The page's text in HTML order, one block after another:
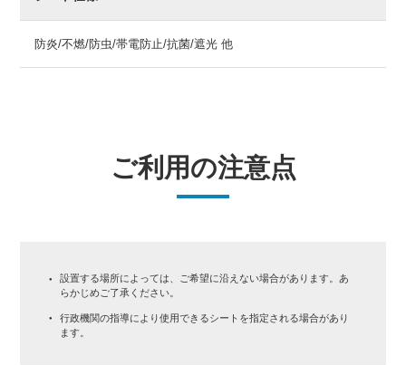
防炎/不燃/防虫/帯電防止/抗菌/遮光 他
ご利用の注意点
設置する場所によっては、ご希望に沿えない場合があります。あ
らかじめご了承ください。
行政機関の指導により使用できるシートを指定される場合があり
ます。